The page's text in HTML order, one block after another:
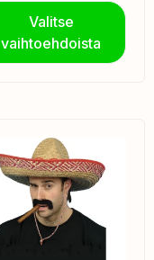
Valitse
vaihtoehdoista